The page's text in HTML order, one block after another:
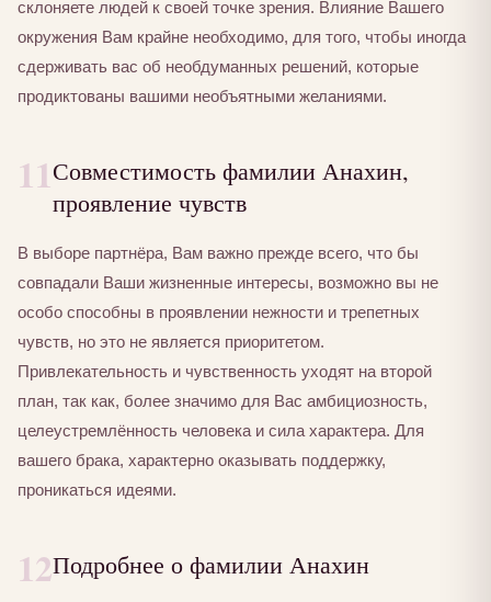
склоняете людей к своей точке зрения. Влияние Вашего
окружения Вам крайне необходимо, для того, чтобы иногда
сдерживать вас об необдуманных решений, которые
продиктованы вашими необъятными желаниями.
11Совместимость фамилии Анахин,
проявление чувств
В выборе партнёра, Вам важно прежде всего, что бы
совпадали Ваши жизненные интересы, возможно вы не
особо способны в проявлении нежности и трепетных
чувств, но это не является приоритетом.
Привлекательность и чувственность уходят на второй
план, так как, более значимо для Вас амбициозность,
целеустремлённость человека и сила характера. Для
вашего брака, характерно оказывать поддержку,
проникаться идеями.
12Подробнее о фамилии Анахин